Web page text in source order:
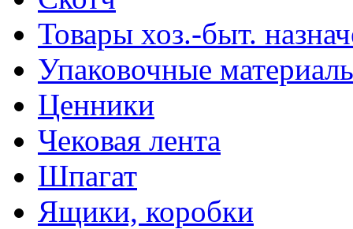
Товары хоз.-быт.
Упаковочные
Ценники
Чековая лента
Шпагат
Ящики, коробки